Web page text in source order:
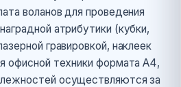
воланов для проведения
атрибутики (кубки,
гравировкой, наклеек
офисной техники формата А4,
осуществляются за